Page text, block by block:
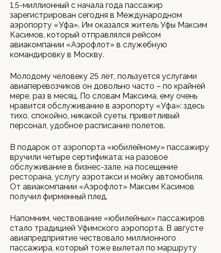
1,5-миллионный с начала года пассажир
зарегистрирован сегодня в Международном
аэропорту «Уфа». Им оказался житель Уфы Максим
Касимов, который отправлялся рейсом
авиакомпании «Аэрофлот» в служебную
командировку в Москву.
Молодому человеку 25 лет, пользуется услугами
авиаперевозчиков он довольно часто – по крайней
мере, раз в месяц. По словам Максима, ему очень
нравится обслуживание в аэропорту «Уфа»: здесь
тихо, спокойно, никакой суеты, приветливый
персонал, удобное расписание полетов.
В подарок от аэропорта «юбилейному» пассажиру
вручили четыре сертификата: на разовое
обслуживание в бизнес-зале, на посещение
ресторана, услугу аэротакси и мойку автомобиля.
От авиакомпании «Аэрофлот» Максим Касимов
получил фирменный плед.
Напомним, чествование «юбилейных» пассажиров
стало традицией Уфимского аэропорта. В августе
авиапредприятие чествовало миллионного
пассажира, который тоже вылетал по маршруту